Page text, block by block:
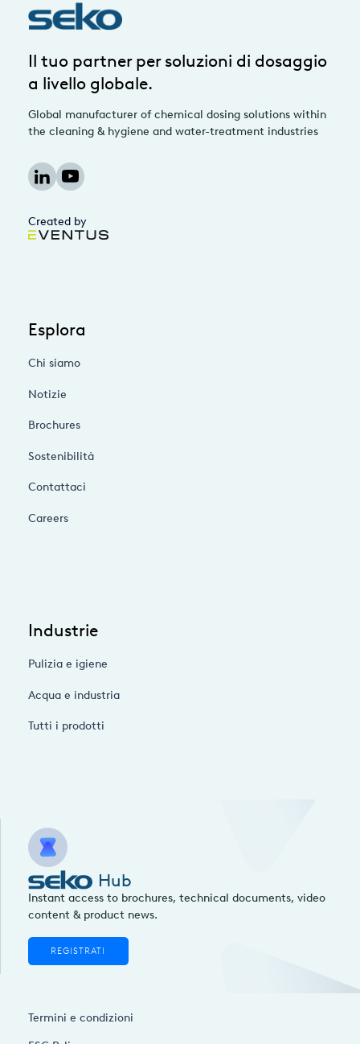
Il tuo partner per soluzioni di dosaggio
a livello globale.
Global manufacturer of chemical dosing solutions within
the cleaning & hygiene and water-treatment industries
Created by
Esplora
Chi siamo
Notizie
Brochures
Sostenibilità
Contattaci
Careers
Industrie
Pulizia e igiene
Acqua e industria
Tutti i prodotti
Hub
Instant access to brochures, technical documents, video
content & product news.
REGISTRATI
Termini e condizioni